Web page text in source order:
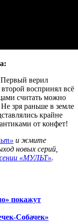
верил
воспринял всё
считать можно
Не зря раньше в земле
крайне
от конфет!
и жмите
новых серий,
«МУЛЬТ».
покажут
Собачек»